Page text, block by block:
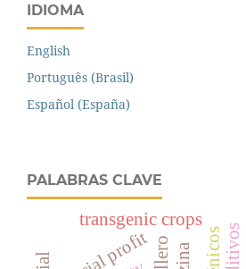
IDIOMA
English
Português (Brasil)
Español (España)
PALABRAS CLAVE
transgenic crops